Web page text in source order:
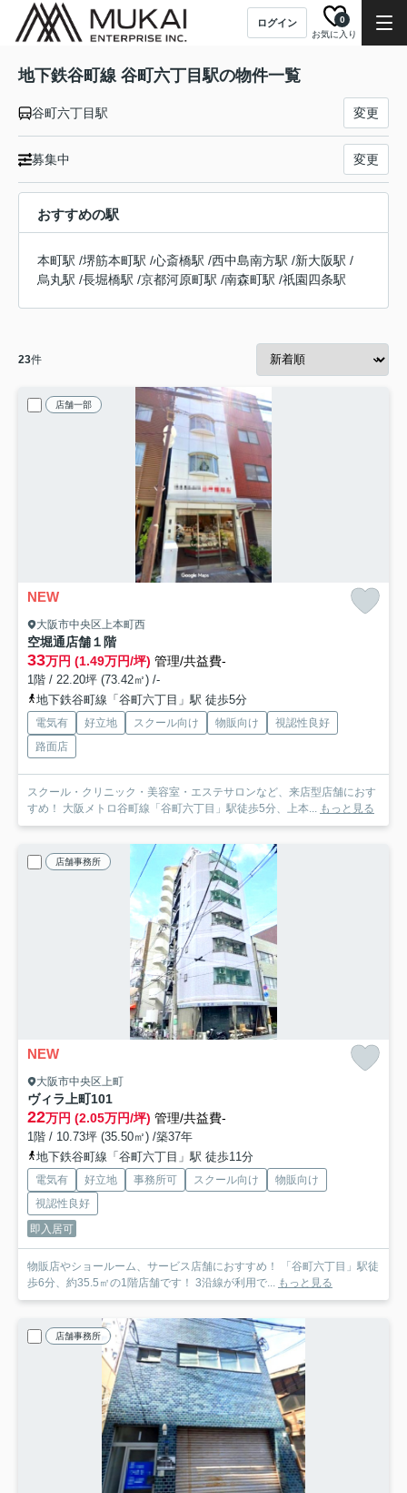
ログイン
お気に入り
0
地下鉄谷町線 谷町六丁目駅の物件一覧
谷町六丁目駅 変更
募集中 変更
おすすめの駅
本町駅 /堺筋本町駅 /心斎橋駅 /西中島南方駅 /新大阪駅 /
烏丸駅 /長堀橋駅 /京都河原町駅 /南森町駅 /祇園四条駅
23件
店舗一部
NEW
大阪市中央区上本町西
空堀通店舗１階
33万円 (1.49万円/坪) 管理/共益費-
1階 / 22.20坪 (73.42㎡) /-
地下鉄谷町線「谷町六丁目」駅 徒歩5分
電気有 好立地 スクール向け 物販向け
視認性良好
路面店
スクール・クリニック・美容室・エステサロンなど、来店型店舗におす
すめ！ 大阪メトロ谷町線「谷町六丁目」駅徒歩5分、上本... もっと見る
店舗事務所
NEW
大阪市中央区上町
ヴィラ上町101
22万円 (2.05万円/坪) 管理/共益費-
1階 / 10.73坪 (35.50㎡) /築37年
地下鉄谷町線「谷町六丁目」駅 徒歩11分
電気有 好立地 事務所可 スクール向け
物販向け
視認性良好
即入居可
物販店やショールーム、サービス店舗におすすめ！ 「谷町六丁目」駅徒
歩6分、約35.5㎡の1階店舗です！ 3沿線が利用で... もっと見る
店舗事務所